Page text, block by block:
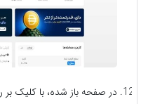
در صفحه باز شده، با کلیک